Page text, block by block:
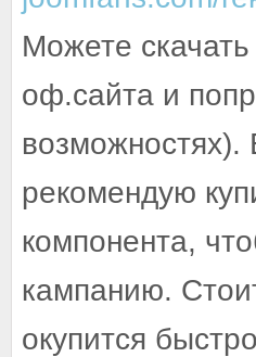
Можете
оф.сайта и
возможностях).
рекомендую
компонента,
кампанию.
окупится